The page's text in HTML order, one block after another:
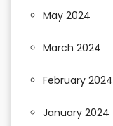
May 2024
March 2024
February 2024
January 2024